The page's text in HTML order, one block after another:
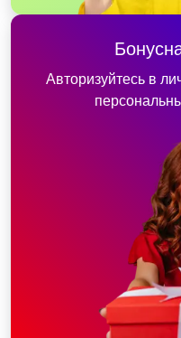
Авторизуйтесь в